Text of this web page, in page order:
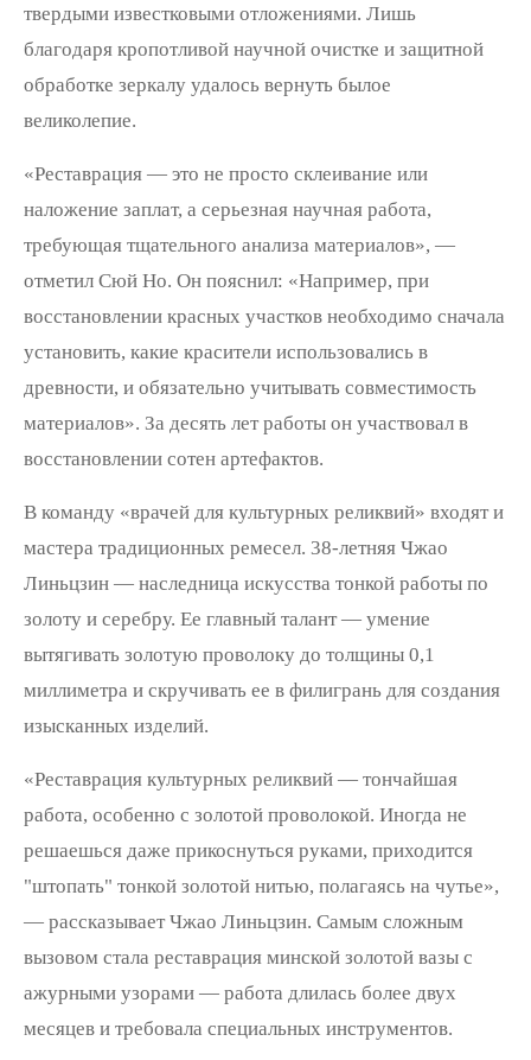
твердыми известковыми отложениями. Лишь
благодаря кропотливой научной очистке и защитной
обработке зеркалу удалось вернуть былое
великолепие.
«Реставрация — это не просто склеивание или
наложение заплат, а серьезная научная работа,
требующая тщательного анализа материалов», —
отметил Сюй Но. Он пояснил: «Например, при
восстановлении красных участков необходимо сначала
установить, какие красители использовались в
древности, и обязательно учитывать совместимость
материалов». За десять лет работы он участвовал в
восстановлении сотен артефактов.
В команду «врачей для культурных реликвий» входят и
мастера традиционных ремесел. 38-летняя Чжао
Линьцзин — наследница искусства тонкой работы по
золоту и серебру. Ее главный талант — умение
вытягивать золотую проволоку до толщины 0,1
миллиметра и скручивать ее в филигрань для создания
изысканных изделий.
«Реставрация культурных реликвий — тончайшая
работа, особенно с золотой проволокой. Иногда не
решаешься даже прикоснуться руками, приходится
"штопать" тонкой золотой нитью, полагаясь на чутье»,
— рассказывает Чжао Линьцзин. Самым сложным
вызовом стала реставрация минской золотой вазы с
ажурными узорами — работа длилась более двух
месяцев и требовала специальных инструментов.